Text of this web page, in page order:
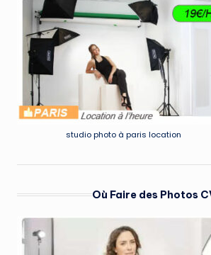
studio photo à paris location
Où Faire des Photos